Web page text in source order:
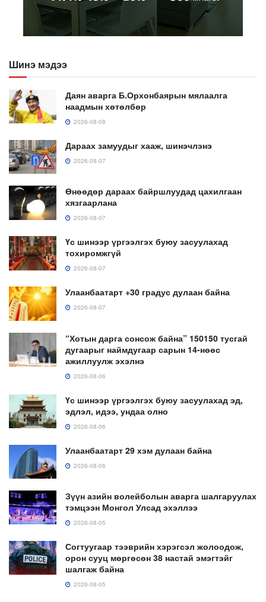
Шинэ мэдээ
Даян аварга Б.Орхонбаярын мялаалга
наадмын хөтөлбөр
2026-08-08
Дараах замуудыг хааж, шинэчлэнэ
2026-08-07
Өнөөдөр дараах байршлуудад цахилгаан
хязгаарлана
2026-08-07
Үс шинээр үргээлгэх буюу засуулахад
тохиромжгүй
2026-08-07
Улаанбаатарт +30 градус дулаан байна
2026-08-07
“Хотын дарга сонсож байна” 150150 тусгай
дугаарыг наймдугаар сарын 14-нөөс
ажиллуулж эхэлнэ
2026-08-06
Үс шинээр үргээлгэх буюу засуулахад эд,
эдлэл, идээ, ундаа олно
2026-08-06
Улаанбаатарт 29 хэм дулаан байна
2026-08-06
Зүүн азийн волейболын аварга шалгаруулах
тэмцээн Монгол Улсад эхэллээ
2026-08-05
Согтуугаар тээврийн хэрэгсэл жолоодож,
орон сууц мөргөсөн 38 настай эмэгтэйг
шалгаж байна
2026-08-05